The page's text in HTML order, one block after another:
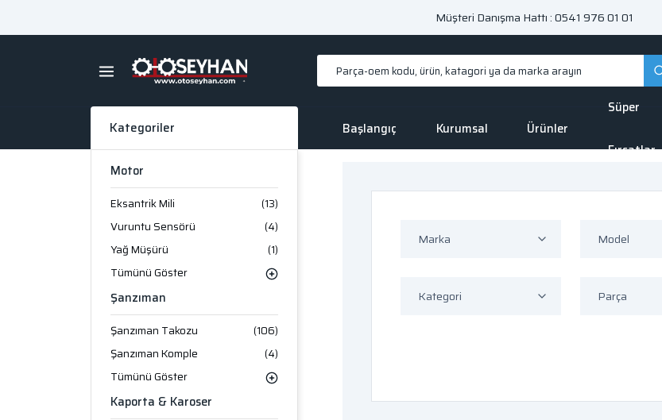
Müşteri Danışma Hattı : 0541 976 01 01
Başlangıç Kurumsal Ürünler
Süper
Fırsatlar
Kategoriler
Motor
Eksantrik Mili
(13)
Vuruntu Sensörü
(4)
Yağ Müşürü
(1)
Tümünü Göster
Şanzıman
Şanzıman Takozu
(106)
Şanzıman Komple
(4)
Tümünü Göster
Kaporta & Karoser
Marka Model
Kategori Parça